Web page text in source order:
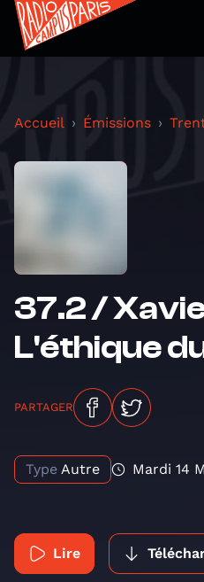
Accueil Émissions
37.2 /
L'éthique
PARTAGER
Type Autre Mardi 14
Lire